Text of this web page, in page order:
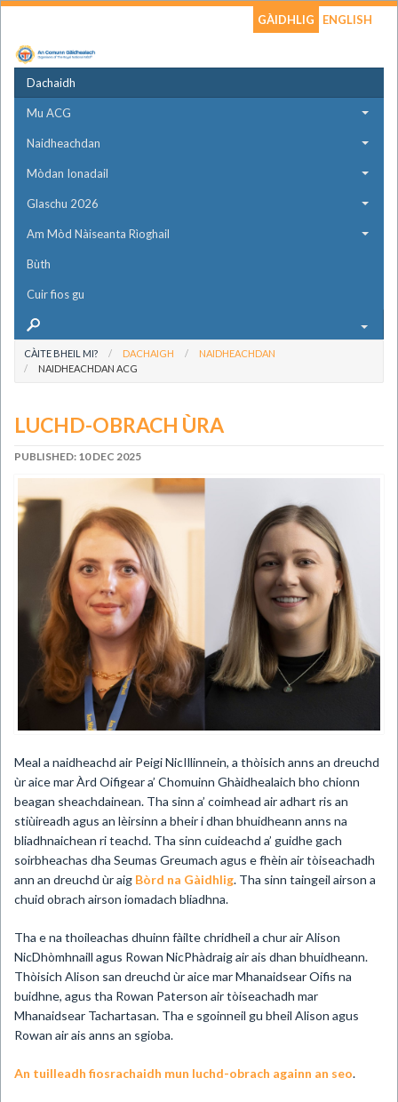
GÀIDHLIG ENGLISH
Dachaidh
Mu ACG
Naidheachdan
Mòdan Ionadail
Glaschu 2026
Am Mòd Nàiseanta Rìoghail
Bùth
Cuir fios gu
CÀITE BHEIL MI? DACHAIGH
NAIDHEACHDAN
NAIDHEACHDAN ACG
LUCHD-OBRACH ÙRA
PUBLISHED: 10 DEC 2025
Meal a naidheachd air Peigi NicIllinnein, a thòisich anns an dreuchd
ùr aice mar Àrd Oifigear a’ Chomuinn Ghàidhealaich bho chionn
beagan sheachdainean. Tha sinn a’ coimhead air adhart ris an
stiùireadh agus an lèirsinn a bheir i dhan bhuidheann anns na
bliadhnaichean ri teachd. Tha sinn cuideachd a’ guidhe gach
soirbheachas dha Seumas Greumach agus e fhèin air tòiseachadh
ann an dreuchd ùr aig Bòrd na Gàidhlig. Tha sinn taingeil airson a
chuid obrach airson iomadach bliadhna.
Tha e na thoileachas dhuinn fàilte chridheil a chur air Alison
NicDhòmhnaill agus Rowan NicPhàdraig air ais dhan bhuidheann.
Thòisich Alison san dreuchd ùr aice mar Mhanaidsear Oifis na
buidhne, agus tha Rowan Paterson air tòiseachadh mar
Mhanaidsear Tachartasan. Tha e sgoinneil gu bheil Alison agus
Rowan air ais anns an sgioba.
An tuilleadh fiosrachaidh mun luchd-obrach againn an seo.